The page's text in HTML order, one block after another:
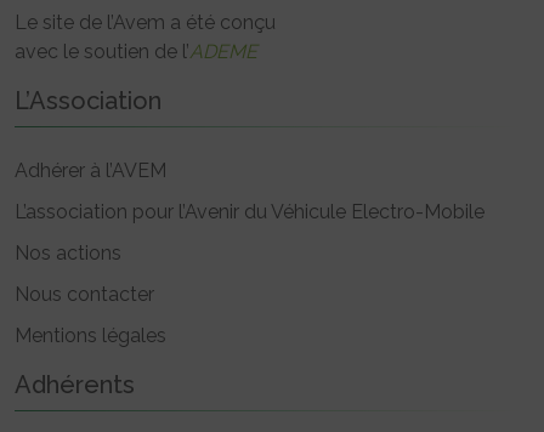
Le site de l’Avem a été conçu
avec le soutien de l’ADEME
L’Association
Adhérer à l’AVEM
L’association pour l’Avenir du Véhicule Electro-Mobile
Nos actions
Nous contacter
Mentions légales
Adhérents